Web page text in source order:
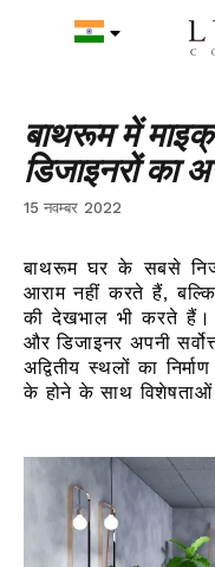
बाथरूम में
डिजाइनरों का
15 नवम्बर 2022
बाथरूम घर के सबसे
आराम नहीं करते हैं,
की देखभाल भी करते हैं।
और डिजाइनर अपनी
अद्वितीय स्थलों का
के होने के साथ